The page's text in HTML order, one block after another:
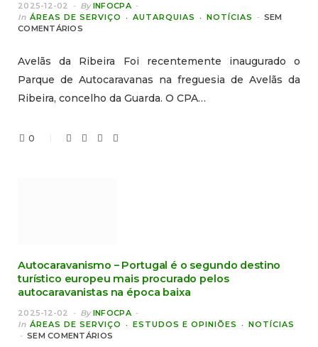
2025-12-02 By INFOCPA
In ÁREAS DE SERVIÇO AUTARQUIAS NOTÍCIAS
SEM
COMENTÁRIOS
Avelãs da Ribeira Foi recentemente inaugurado o
Parque de Autocaravanas na freguesia de Avelãs da
Ribeira, concelho da Guarda. O CPA…
0
Autocaravanismo – Portugal é o segundo destino
turístico europeu mais procurado pelos
autocaravanistas na época baixa
2025-12-02 By INFOCPA
In ÁREAS DE SERVIÇO ESTUDOS E OPINIÕES
NOTÍCIAS
SEM COMENTÁRIOS